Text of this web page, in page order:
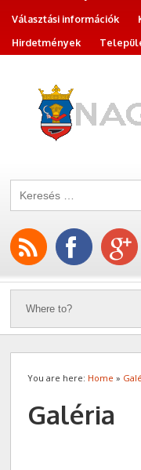
Választási információk
Hirdetmények
You are here: Home »
Galéria